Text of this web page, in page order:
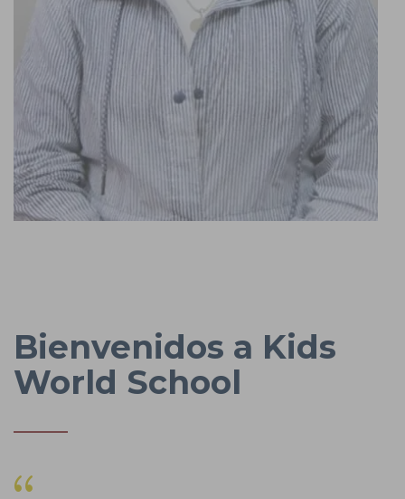
Bienvenidos a Kids
World School